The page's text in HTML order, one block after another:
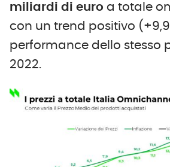
miliardi di euro a totale
con un trend positivo
performance dello stesso
2022.